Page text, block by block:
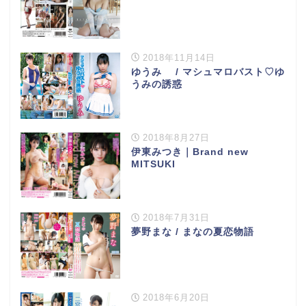
2018年11月14日
ゆうみ / マシュマロバスト♡ゆ
うみの誘惑
2018年8月27日
伊東みつき｜Brand new
MITSUKI
2018年7月31日
夢野まな / まなの夏恋物語
2018年6月20日